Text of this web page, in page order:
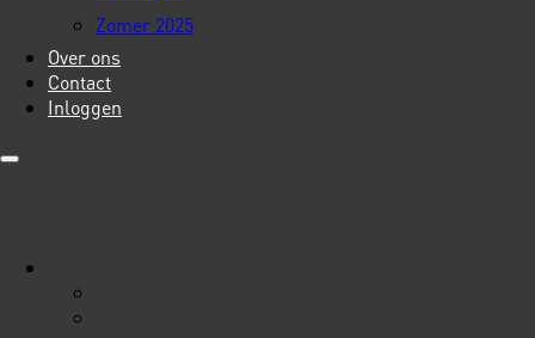
Zomer 2025
Over ons
Contact
Inloggen